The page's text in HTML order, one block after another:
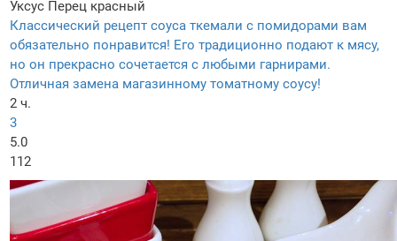
Уксус Перец красный
Классический рецепт соуса ткемали с помидорами вам
обязательно понравится! Его традиционно подают к мясу,
но он прекрасно сочетается с любыми гарнирами.
Отличная замена магазинному томатному соусу!
2 ч.
3
5.0
112